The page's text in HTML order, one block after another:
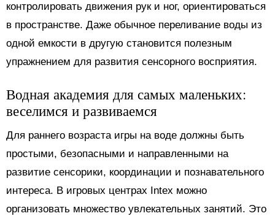
контролировать движения рук и ног, ориентироваться
в пространстве. Даже обычное переливание воды из
одной емкости в другую становится полезным
упражнением для развития сенсорного восприятия.
Водная академия для самых маленьких:
веселимся и развиваемся
Для раннего возраста игры на воде должны быть
простыми, безопасными и направленными на
развитие сенсорики, координации и познавательного
интереса. В игровых центрах Intex можно
организовать множество увлекательных занятий. Это